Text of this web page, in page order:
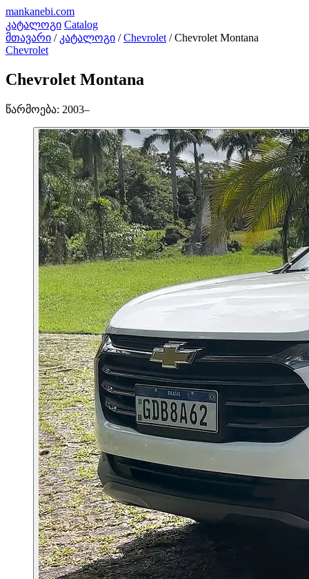
mankanebi.com
კატალოგი Catalog
მთავარი / კატალოგი / Chevrolet / Chevrolet Montana
Chevrolet
Chevrolet Montana
წარმოება: 2003–